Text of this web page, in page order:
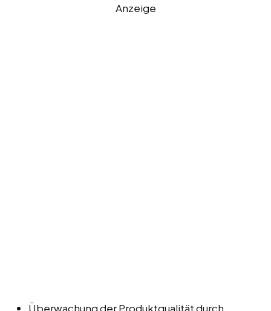
Anzeige
Überwachung der Produktqualität durch